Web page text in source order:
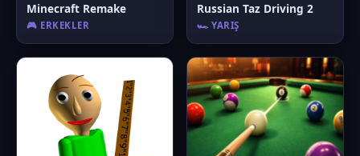
Minecraft Remake
🎮 ERKEKLER
Russian Taz Driving 2
🏎️ YARIŞ